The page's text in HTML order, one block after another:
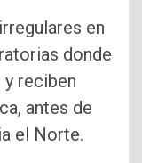
en
donde
reciben
antes de
el Norte.